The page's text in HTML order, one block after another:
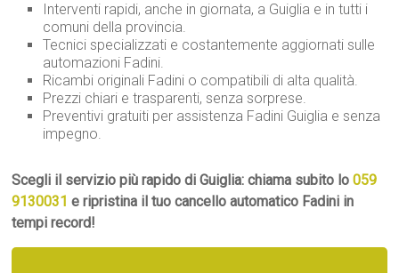
Interventi rapidi, anche in giornata, a Guiglia e in tutti i
comuni della provincia.
Tecnici specializzati e costantemente aggiornati sulle
automazioni Fadini.
Ricambi originali Fadini o compatibili di alta qualità.
Prezzi chiari e trasparenti, senza sorprese.
Preventivi gratuiti per assistenza Fadini Guiglia e senza
impegno.
Scegli il servizio più rapido di Guiglia: chiama subito lo 059
9130031 e ripristina il tuo cancello automatico Fadini in
tempi record!